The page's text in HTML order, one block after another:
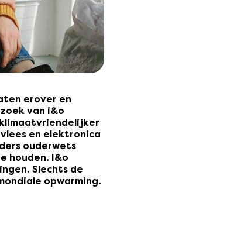
erover en
van i&o
en elektronica
ouderwets
houden. I&o
Slechts de
opwarming.